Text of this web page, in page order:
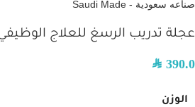
صناعه سعودية - Saudi Made
عجلة تدريب الرسغ للعلاج
SAR 390.0
الوزن